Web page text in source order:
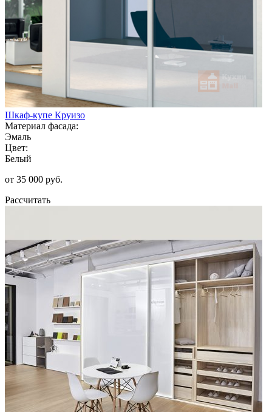
Шкаф-купе Круизо
Материал фасада:
Эмаль
Цвет:
Белый
от 35 000 руб.
Рассчитать